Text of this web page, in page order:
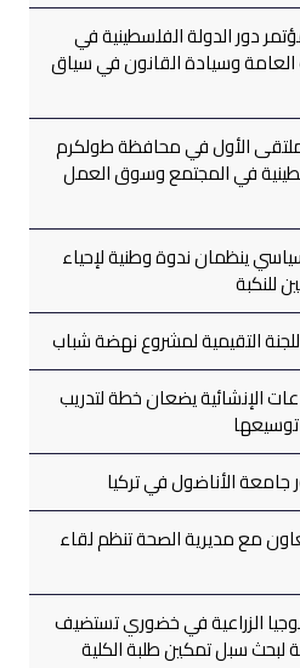
دور الدولة الفلسطينية في
العامة وسيادة القانون في سياق
الأول في محافظة طولكرم
في المجتمع وسوق العمل
ينظمان ندوة وطنية لإحياء
للنكبة
التقيمية لمشروع نهضة شباب
الإنشائية يضعان خطة لتدريب
الأناضول في تركيا
مع مديرية الصحة تنظم لقاء
الزراعية في خضوري تستضيف
لبحث سبل تمكين طلبة الكلية